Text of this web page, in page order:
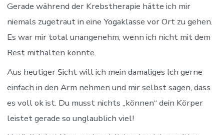
Gerade während der Krebstherapie hätte ich mir
niemals zugetraut in eine Yogaklasse vor Ort zu gehen.
Es war mir total unangenehm, wenn ich nicht mit dem
Rest mithalten konnte.
Aus heutiger Sicht will ich mein damaliges Ich gerne
einfach in den Arm nehmen und mir selbst sagen, dass
es voll ok ist. Du musst nichts „können“ dein Körper
leistet gerade so unglaublich viel!